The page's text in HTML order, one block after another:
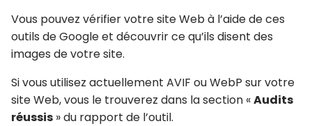
Vous pouvez vérifier votre site Web à l’aide de ces
outils de Google et découvrir ce qu’ils disent des
images de votre site.
Si vous utilisez actuellement AVIF ou WebP sur votre
site Web, vous le trouverez dans la section «Audits
réussis » du rapport de l’outil.